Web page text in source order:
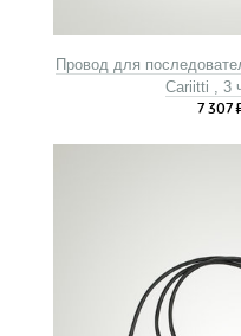
Провод для
Cariitti , 3
7 307